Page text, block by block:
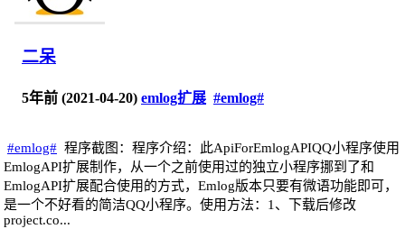
二呆
5年前 (2021-04-20) emlog扩展 #emlog#
#emlog# 程序截图：程序介绍：此ApiForEmlogAPIQQ小程序使用
EmlogAPI扩展制作，从一个之前使用过的独立小程序挪到了和
EmlogAPI扩展配合使用的方式，Emlog版本只要有微语功能即可，
是一个不好看的简洁QQ小程序。使用方法：1、下载后修改
project.co...